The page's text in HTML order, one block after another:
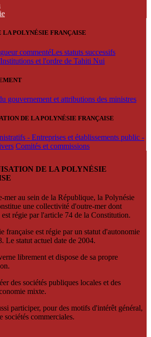
LA POLYNÉSIE FRANÇAISE
commentéLes statuts successifs
et l'ordre de Tahiti Nui
gouvernement et attributions des ministres
DE LA POLYNÉSIE FRANÇAISE
- Entreprises et établissements public -
Comités et commissions
DE LA POLYNÉSIE
mer au sein de la République, la Polynésie
une collectivité d'outre-mer dont
régie par l'article 74 de la Constitution.
française est régie par un statut d'autonomie
Le statut actuel date de 2004.
librement et dispose de sa propre
des sociétés publiques locales et des
mixte.
participer, pour des motifs d'intérêt général,
sociétés commerciales.